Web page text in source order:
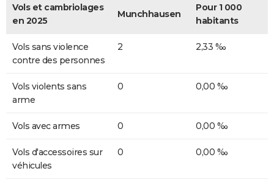
Vols et cambriolages
en 2025
Munchhausen
Pour 1 000
habitants
Vols sans violence
contre des personnes
2 2,33 ‰
Vols violents sans
arme
0 0,00 ‰
Vols avec armes 0 0,00 ‰
Vols d'accessoires sur
véhicules
0 0,00 ‰